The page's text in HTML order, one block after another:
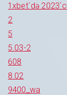
1xbet`də
2
5
5.03-2
608
8.02
9400_wa